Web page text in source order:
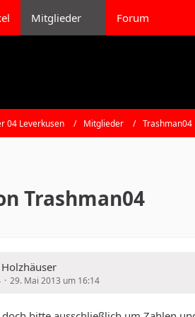
Mitglieder Forum
04 Leverkusen Mitglieder Trashman04
Trashman04
29. Mai 2013 um 16:14